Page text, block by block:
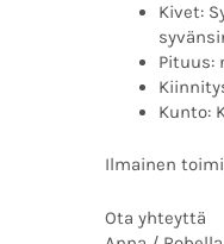
Kivet:
Pituus:
Kunto:
Ilmainen
Ota yhteyttä